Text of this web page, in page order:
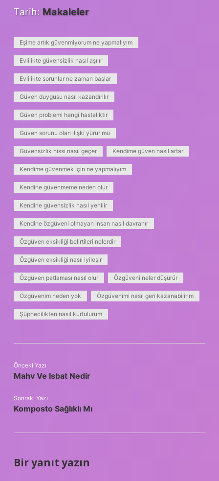
Tarih: Makaleler
Eşime artık güvenmiyorum ne yapmalıyım
Evlilikte güvensizlik nasıl aşılır
Evlilikte sorunlar ne zaman başlar
Güven duygusu nasıl kazandırılır
Güven problemi hangi hastalıktır
Güven sorunu olan ilişki yürür mü
Güvensizlik hissi nasıl geçer Kendime güven nasıl artar
Kendime güvenmek için ne yapmalıyım
Kendine güvenmeme neden olur
Kendine güvensizlik nasıl yenilir
Kendine özgüveni olmayan insan nasıl davranır
Özgüven eksikliği belirtileri nelerdir
Özgüven eksikliği nasıl iyileşir
Özgüven patlaması nasıl olur Özgüveni neler düşürür
Özgüvenim neden yok Özgüvenimi nasıl geri kazanabilirim
Şüphecilikten nasıl kurtulurum
Önceki Yazı
Mahv Ve Isbat Nedir
Sonraki Yazı
Komposto Sağlıklı Mı
Bir yanıt yazın